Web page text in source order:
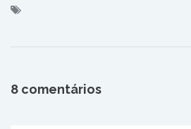
8 comentários